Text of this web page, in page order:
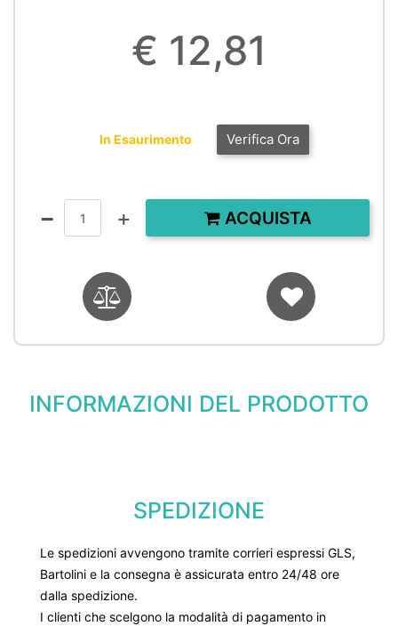
€ 12,81
Verifica Ora
In Esaurimento
QuantitàACQUISTA
INFORMAZIONI DEL PRODOTTO
SPEDIZIONE
Le spedizioni avvengono tramite corrieri espressi GLS,
Bartolini e la consegna è assicurata entro 24/48 ore
dalla spedizione.
I clienti che scelgono la modalità di pagamento in